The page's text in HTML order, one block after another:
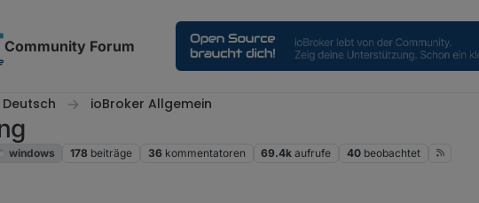
Community Forum
Deutsch ioBroker Allgemein
windows 178 beiträge 36 kommentatoren 69.4k aufrufe 40 beobachtet